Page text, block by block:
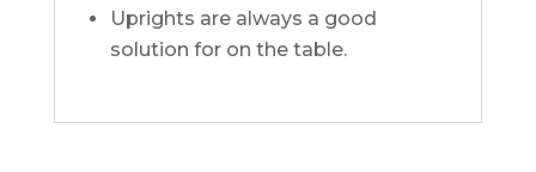
Uprights are always a good
solution for on the table.